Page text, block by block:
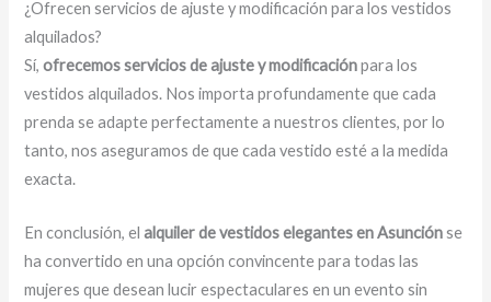
¿Ofrecen servicios de ajuste y modificación para los vestidos
alquilados?
Sí,ofrecemos servicios de ajuste y modificaciónpara los
vestidos alquilados. Nos importa profundamente que cada
prenda se adapte perfectamente a nuestros clientes, por lo
tanto, nos aseguramos de que cada vestido esté a la medida
exacta.
En conclusión, elalquiler de vestidos elegantes en Asunciónse
ha convertido en una opción convincente para todas las
mujeres que desean lucir espectaculares en un evento sin